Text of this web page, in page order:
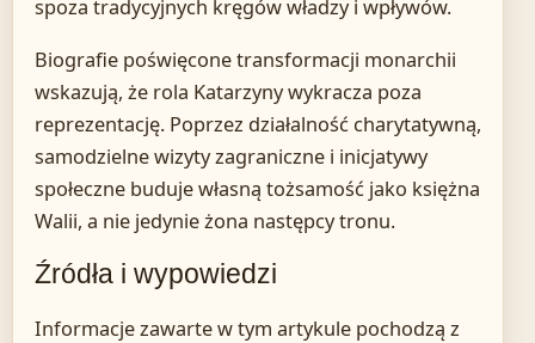
spoza tradycyjnych kręgów władzy i wpływów.
Biografie poświęcone transformacji monarchii
wskazują, że rola Katarzyny wykracza poza
reprezentację. Poprzez działalność charytatywną,
samodzielne wizyty zagraniczne i inicjatywy
społeczne buduje własną tożsamość jako księżna
Walii, a nie jedynie żona następcy tronu.
Źródła i wypowiedzi
Informacje zawarte w tym artykule pochodzą z